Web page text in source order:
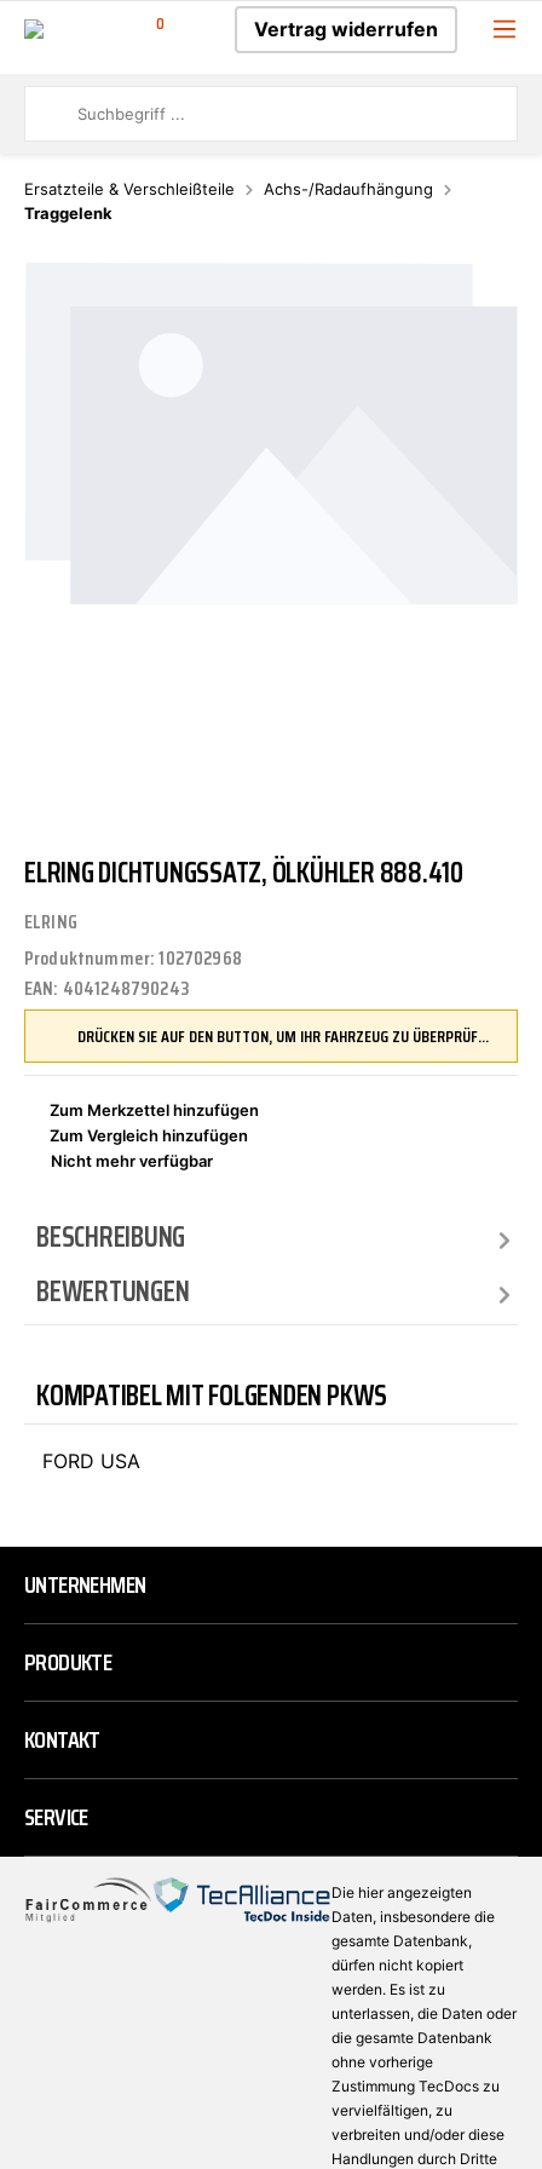
0 Vertrag widerrufen
Ersatzteile & Verschleißteile
Achs-/Radaufhängung
Traggelenk
ELRING DICHTUNGSSATZ, ÖLKÜHLER 888.410
ELRING
Produktnummer:102702968
EAN: 4041248790243
DRÜCKEN SIE AUF DEN BUTTON, UM IHR FAHRZEUG ZU ÜBERPRÜFEN UND SICHERZUSTELLEN, DASS DIESES TEIL KOMPATIBEL IST, BEVOR SIE ES BESTELLEN
Zum Merkzettel hinzufügen
Zum Vergleich hinzufügen
Nicht mehr verfügbar
BESCHREIBUNG
BEWERTUNGEN
KOMPATIBEL MIT FOLGENDEN PKWS
FORD USA
UNTERNEHMEN
PRODUKTE
KONTAKT
SERVICE
Die hier angezeigten
Daten, insbesondere die
gesamte Datenbank,
dürfen nicht kopiert
werden. Es ist zu
unterlassen, die Daten oder
die gesamte Datenbank
ohne vorherige
Zustimmung TecDocs zu
vervielfältigen, zu
verbreiten und/oder diese
Handlungen durch Dritte